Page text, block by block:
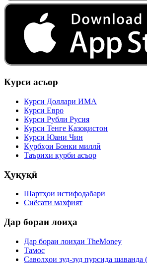
Курси асъор
Курси Доллари ИМА
Курси Евро
Курси Рубли Русия
Курси Тенге Қазоқистон
Курси Юани Чин
Қурбҳои Бонки миллӣ
Таърихи қурби асъор
Ҳуқуқӣ
Шартҳои истифодабарӣ
Сиёсати махфият
Дар бораи лоиҳа
Дар бораи лоиҳаи TheMoney
Тамос
Саволҳои зуд-зуд пурсида шаванда